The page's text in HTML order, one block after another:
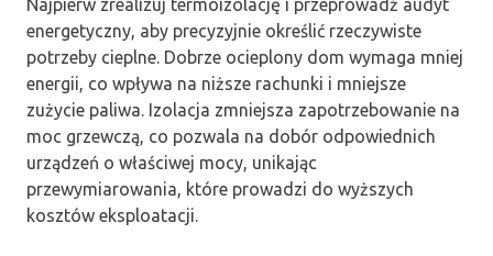
energetyczny, aby precyzyjnie określić rzeczywiste
potrzeby cieplne. Dobrze ocieplony dom wymaga mniej
energii, co wpływa na niższe rachunki i mniejsze
zużycie paliwa. Izolacja zmniejsza zapotrzebowanie na
moc grzewczą, co pozwala na dobór odpowiednich
urządzeń o właściwej mocy, unikając
przewymiarowania, które prowadzi do wyższych
kosztów eksploatacji.